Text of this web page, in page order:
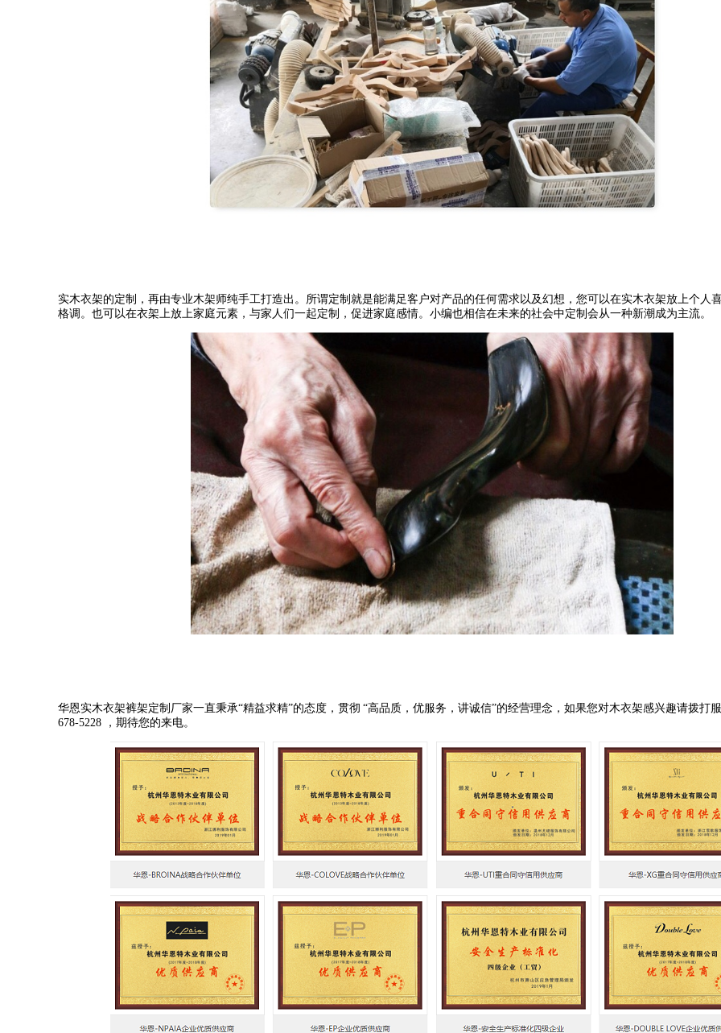
实木衣架的定制，再由专业木架师纯手工打造出。所谓定制就是能满足客户对产品的任何需求以及幻想，您可以在实木衣架放上个人
格调。也可以在衣架上放上家庭元素，与家人们一起定制，促进家庭感情。小编也相信在未来的社会中定制会从一种新潮成为主流。
华恩实木衣架裤架定制厂家一直秉承“精益求精”的态度，贯彻 “高品质，优服务，讲诚信”的经营理念，如果您对木衣架感兴趣请拨打服
678-5228
，期待您的来电。